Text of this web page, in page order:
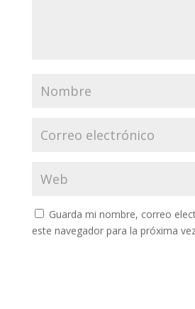
Guarda mi nombre, correo
este navegador para la próxima